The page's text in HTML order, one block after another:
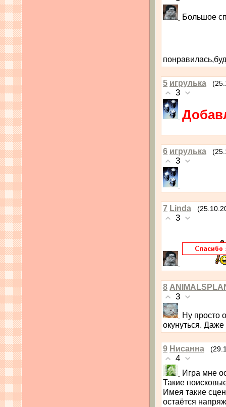
Большое
5 игрулька
3
6 игрулька
3
7 Linda
3
8
3
Ну просто
окунуться.
9 Нисанна
4
Игра мне
Такие
Имея такие
остаётся